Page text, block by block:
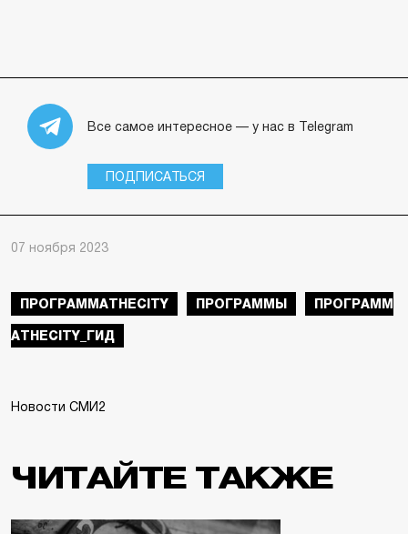
Все самое интересное — у нас в Telegram
ПОДПИСАТЬСЯ
07 ноября 2023
ПРОГРАММАTHECITY ПРОГРАММЫ ПРОГРАММ
АTHECITY_ГИД
Новости СМИ2
ЧИТАЙТЕ ТАКЖЕ